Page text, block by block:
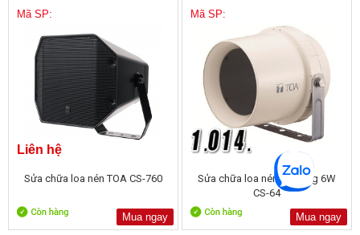
Mã SP:
Liên hệ
Sửa chữa loa nén TOA CS-760
Mua ngay
Mã SP:
Sửa chữa loa nén dải rộng 6W
CS-64
Mua ngay